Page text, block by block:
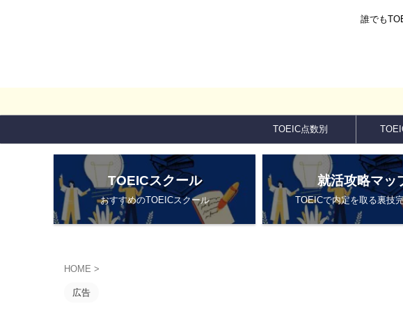
誰でも
TOEIC点数別
TOEICスクール
おすすめのTOEICスクール
就活攻略マッ
TOEICで内定を取る裏技
HOME >
広告